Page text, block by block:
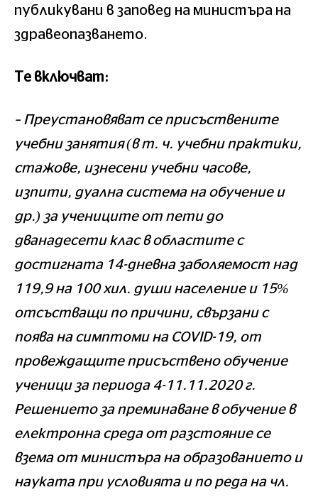
публикувани в заповед на министъра на
здравеопазването.
Те включват:
– Преустановяват се присъствените
учебни занятия (в т. ч. учебни практики,
стажове, изнесени учебни часове,
изпити, дуална система на обучение и
др.) за учениците от пети до
дванадесети клас в областите с
достигната 14-дневна заболяемост над
119,9 на 100 хил. души население и 15%
отсъстващи по причини, свързани с
поява на симптоми на COVID-19, от
провеждащите присъствено обучение
ученици за периода 4-11.11.2020 г.
Решението за преминаване в обучение в
електронна среда от разстояние се
взема от министъра на образованието и
науката при условията и по реда на чл.